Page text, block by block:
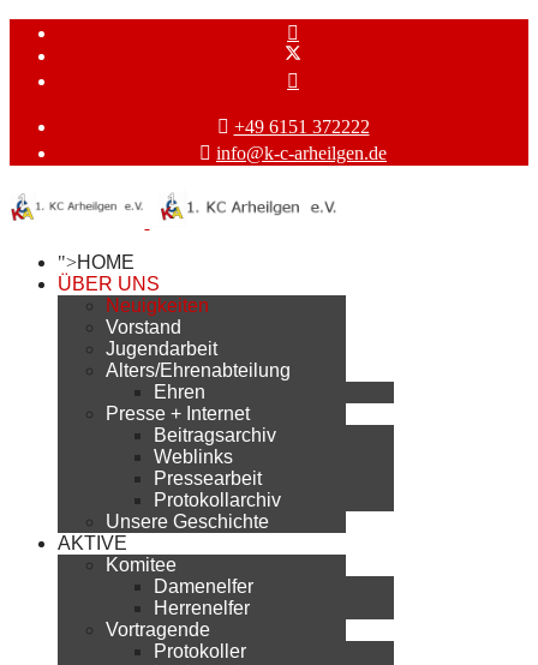
+49 6151 372222
info@k-c-arheilgen.de
">HOME
ÜBER UNS
Neuigkeiten
Vorstand
Jugendarbeit
Alters/Ehrenabteilung
Ehren
Presse + Internet
Beitragsarchiv
Weblinks
Pressearbeit
Protokollarchiv
Unsere Geschichte
AKTIVE
Komitee
Damenelfer
Herrenelfer
Vortragende
Protokoller